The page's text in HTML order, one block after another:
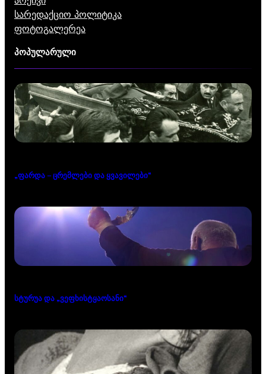
სარედაქციო პოლიტიკა
ფოტოგალერეა
პოპულარული
„ფარდა – ცრემლები და ყვავილები“
სტურუა და „ვეფხისტყაოსანი“